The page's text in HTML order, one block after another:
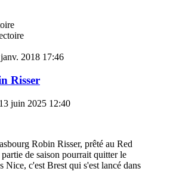
2018 17:46
Risser
13 juin 2025 12:40
Robin Risser, prêté au Red
de saison pourrait quitter le
Nice, c'est Brest qui s'est lancé dans